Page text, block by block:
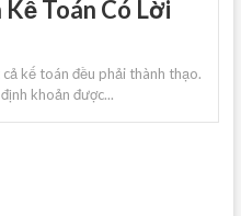
Toán Có Lời
kế toán đều phải thành thạo.
khoản được...